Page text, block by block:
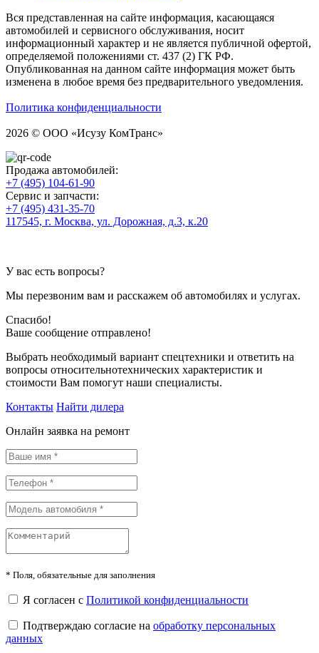
Вся представленная на сайте информация, касающаяся
автомобилей и сервисного обслуживания, носит
информационный характер и не является публичной офертой,
определяемой положениями ст. 437 (2) ГК РФ.
Опубликованная на данном сайте информация может быть
изменена в любое время без предварительного уведомления.
Политика конфиденциальности
2026 © ООО «Исузу КомТранс»
Продажа автомобилей:
+7 (495) 104-61-90
Сервис и запчасти:
+7 (495) 431-35-70
117545, г. Москва, ул. Дорожная, д.3, к.20
У вас есть вопросы?
Мы перезвоним вам и расскажем об автомобилях и услугах.
Спасибо!
Ваше сообщение отправлено!
Выбрать необходимый вариант спецтехники и ответить на
вопросы относительнотехнических характеристик и
стоимости Вам помогут наши специалисты.
Контакты Найти дилера
Онлайн заявка на ремонт
* Поля, обязательные для заполнения
Я согласен с Политикой конфиденциальности
Подтверждаю согласие на обработку персональных
данных